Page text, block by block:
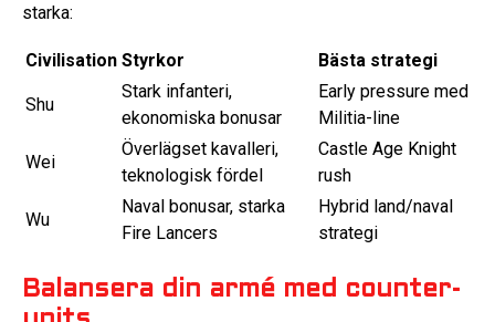
starka:
Civilisation Styrkor Bästa strategi
Shu
Stark infanteri,
ekonomiska bonusar
Early pressure med
Militia-line
Wei
Överlägset kavalleri,
teknologisk fördel
Castle Age Knight
rush
Wu
Naval bonusar, starka
Fire Lancers
Hybrid land/naval
strategi
Balansera din armé med counter-